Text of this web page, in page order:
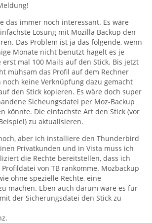
das immer noch interessant. Es wäre
Lösung mit Mozilla Backup den
Das Problem ist ja das folgende, wenn
Monate nicht benutzt hagelt es je
erst mal 100 Mails auf den Stick. Bis jetzt
mühsam das Profil auf dem Rechner
noch keine Verknüpfung dazu gemacht
den Stick kopieren. Es wäre doch super
Sicheungsdatei per Moz-Backup
könnte. Die einfachste Art den Stick (vor
zu aktualisieren.
aber ich installiere den Thunderbird
Privatkunden und in Vista muss ich
die Rechte bereitstellen, dass ich
von TB rankomme. Mozbackup
ohne spezielle Rechte, eine
machen. Eben auch darum wäre es für
der Sicherungsdatei den Stick zu